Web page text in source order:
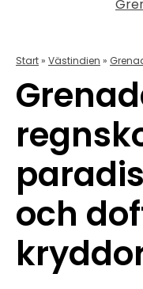
Start» Västindien »
och